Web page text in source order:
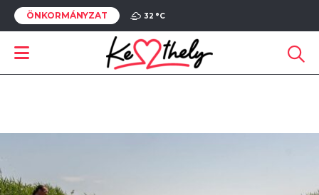
ÖNKORMÁNYZAT 32 °C